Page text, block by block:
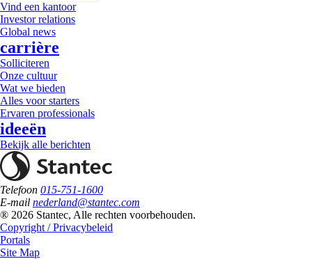
Vind een kantoor
Investor relations
Global news
carrière
Solliciteren
Onze cultuur
Wat we bieden
Alles voor starters
Ervaren professionals
ideeën
Bekijk alle berichten
Telefoon 015-751-1600
E-mail nederland@stantec.com
® 2026 Stantec, Alle rechten voorbehouden.
Copyright / Privacybeleid
Portals
Site Map